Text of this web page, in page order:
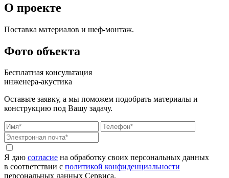
О проекте
Поставка материалов и шеф-монтаж.
Фото объекта
Бесплатная консультация
инженера-акустика
Оставьте заявку, а мы поможем подобрать материалы и
конструкцию под Вашу задачу.
Я даю согласие на обработку своих персональных данных
в соответствии с политикой конфиденциальности
персональных данных Сервиса.